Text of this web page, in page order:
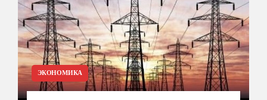
ЭКОНОМИКА